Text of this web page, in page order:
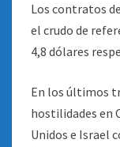
Los contratos
el crudo de
4,8 dólares
En los últimos
hostilidades en
Unidos e Israel